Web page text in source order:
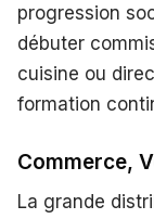
progression
débuter
cuisine ou
formation
Commerce,
La grande